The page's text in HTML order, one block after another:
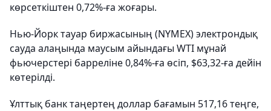
көрсеткіштен 0,72%-ға жоғары.
Нью-Йорк тауар биржасының (NYMEX) электрондық
сауда алаңында маусым айындағы WTI мұнай
фьючерстері барреліне 0,84%-ға өсіп, $63,32-ға дейін
көтерілді.
Ұлттық банк таңертең доллар бағамын 517,16 теңге,